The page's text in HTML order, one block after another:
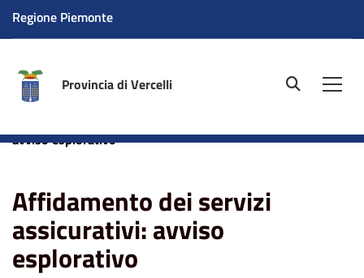
Regione Piemonte
Provincia di Vercelli site.searc
avviso esplorativo
Affidamento dei servizi
assicurativi: avviso
esplorativo